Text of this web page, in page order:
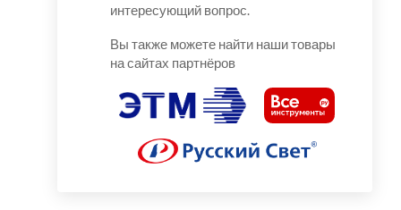
интересующий вопрос.
Вы также можете найти наши товары
на сайтах партнёров